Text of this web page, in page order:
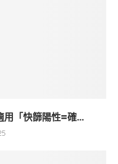
「快篩陽性=確...